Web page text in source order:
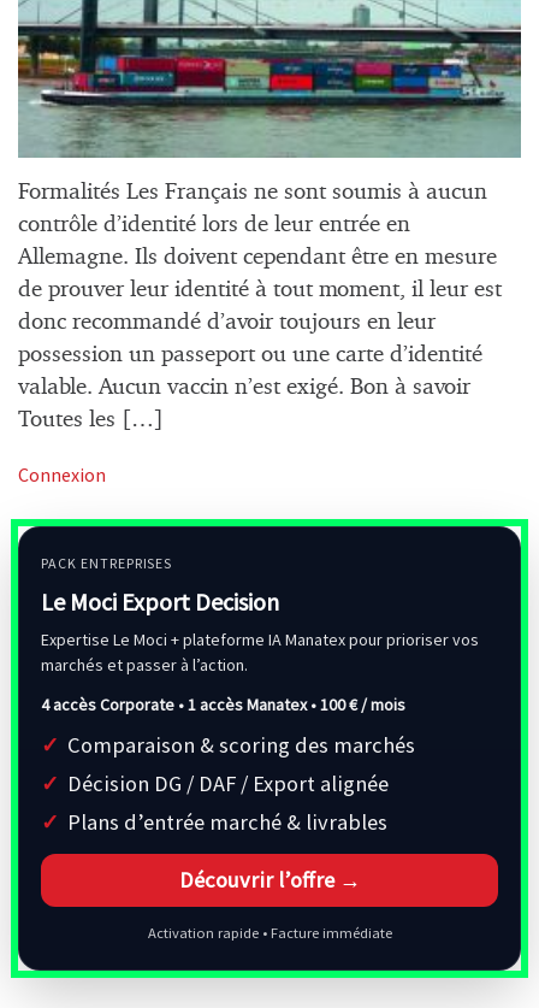
Formalités Les Français ne sont soumis à aucun
contrôle d’identité lors de leur entrée en
Allemagne. Ils doivent cependant être en mesure
de prouver leur identité à tout moment, il leur est
donc recommandé d’avoir toujours en leur
possession un passeport ou une carte d’identité
valable. Aucun vaccin n’est exigé. Bon à savoir
Toutes les […]
Connexion
PACK ENTREPRISES
Le Moci Export Decision
Expertise Le Moci + plateforme IA Manatex pour prioriser vos
marchés et passer à l’action.
4 accès Corporate • 1 accès Manatex •100 € / mois
Comparaison & scoring des marchés
Décision DG / DAF / Export alignée
Plans d’entrée marché & livrables
Découvrir l’offre →
Activation rapide • Facture immédiate